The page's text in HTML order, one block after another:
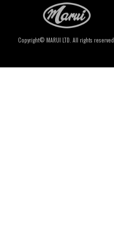
Copyright© MARUI LTD. All rights reserved.